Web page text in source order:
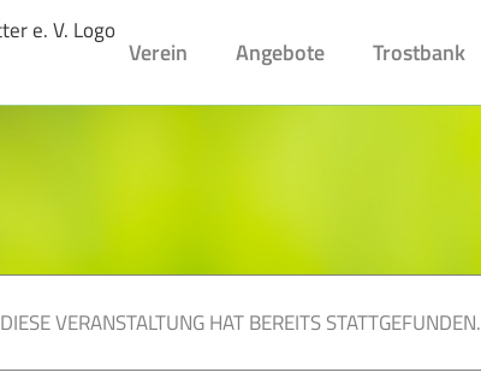
Verein Angebote Trostbank
DIESE VERANSTALTUNG HAT BEREITS STATTGEFUNDEN.